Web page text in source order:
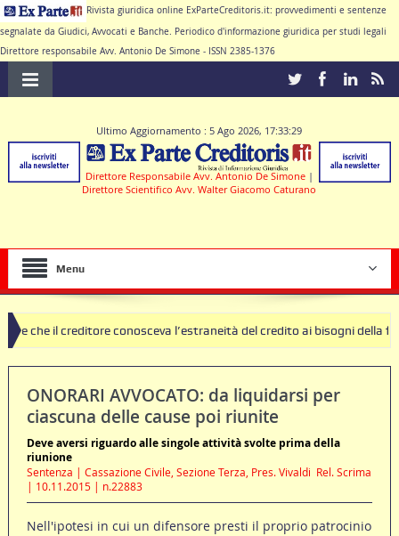
Rivista giuridica online ExParteCreditoris.it: provvedimenti e sentenze
segnalate da Giudici, Avvocati e Banche. Periodico d'informazione giuridica per studi legali
Direttore responsabile Avv. Antonio De Simone - ISSN 2385-1376
Ultimo Aggiornamento : 5 Ago 2026, 17:33:29
Direttore Responsabile Avv. Antonio De Simone |
Direttore Scientifico Avv. Walter Giacomo Caturano
Menu
conosceva l’estraneità del credito ai bisogni della famiglia
nulle deve produrre il contratto di conto corrente
ONORARI AVVOCATO: da liquidarsi per
ciascuna delle cause poi riunite
Deve aversi riguardo alle singole attività svolte prima della
riunione
Sentenza | Cassazione Civile, Sezione Terza, Pres. Vivaldi  Rel. Scrima
| 10.11.2015 | n.22883
Nell'ipotesi in cui un difensore presti il proprio patrocinio